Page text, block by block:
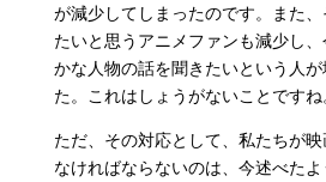
が減少してしまったのです。また
たいと思うアニメファンも減少し
かな人物の話を聞きたいという人
た。これはしょうがないことですね
ただ、その対応として、私たちが
なければならないのは、今述べた